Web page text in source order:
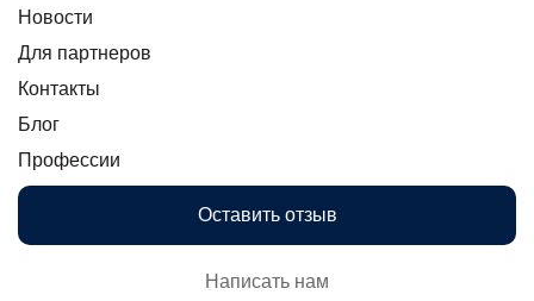
Новости
Для партнеров
Контакты
Блог
Профессии
Оставить отзыв
Написать нам